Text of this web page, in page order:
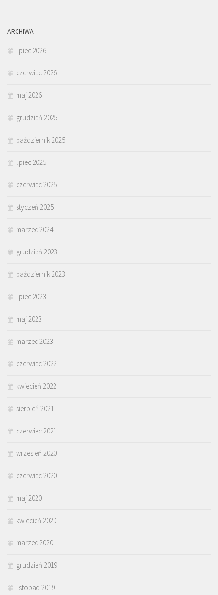
ARCHIWA
lipiec 2026
czerwiec 2026
maj 2026
grudzień 2025
październik 2025
lipiec 2025
czerwiec 2025
styczeń 2025
marzec 2024
grudzień 2023
październik 2023
lipiec 2023
maj 2023
marzec 2023
czerwiec 2022
kwiecień 2022
sierpień 2021
czerwiec 2021
wrzesień 2020
czerwiec 2020
maj 2020
kwiecień 2020
marzec 2020
grudzień 2019
listopad 2019